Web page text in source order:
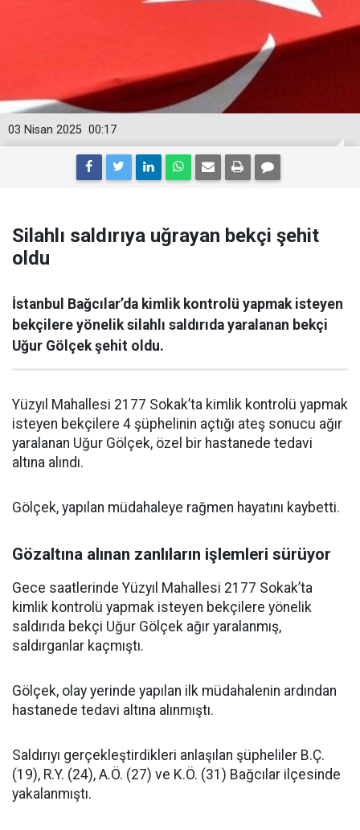
00:17
03 Nisan 2025
Silahlı saldırıya uğrayan bekçi şehit
oldu
İstanbul Bağcılar’da kimlik kontrolü yapmak isteyen
bekçilere yönelik silahlı saldırıda yaralanan bekçi
Uğur Gölçek şehit oldu.
Yüzyıl Mahallesi 2177 Sokak’ta kimlik kontrolü yapmak
isteyen bekçilere 4 şüphelinin açtığı ateş sonucu ağır
yaralanan Uğur Gölçek, özel bir hastanede tedavi
altına alındı.
Gölçek, yapılan müdahaleye rağmen hayatını kaybetti.
Gözaltına alınan zanlıların işlemleri sürüyor
Gece saatlerinde Yüzyıl Mahallesi 2177 Sokak’ta
kimlik kontrolü yapmak isteyen bekçilere yönelik
saldırıda bekçi Uğur Gölçek ağır yaralanmış,
saldırganlar kaçmıştı.
Gölçek, olay yerinde yapılan ilk müdahalenin ardından
hastanede tedavi altına alınmıştı.
Saldırıyı gerçekleştirdikleri anlaşılan şüpheliler B.Ç.
(19), R.Y. (24), A.Ö. (27) ve K.Ö. (31) Bağcılar ilçesinde
yakalanmıştı.